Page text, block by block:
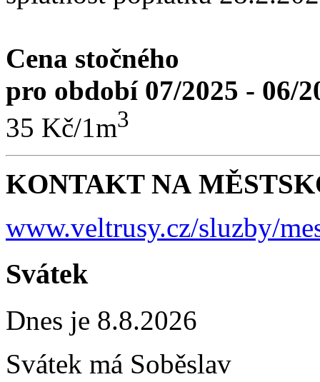
Cena stočného
pro období 07/2025 - 06/
35 Kč/1m3
KONTAKT NA
www.veltrusy.cz/sluzby/
Svátek
Dnes je 8.8.2026
Svátek má Soběslav